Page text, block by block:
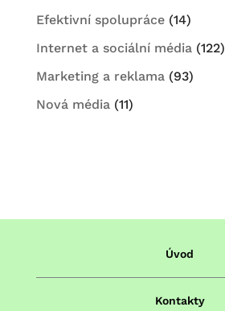
Efektivní spolupráce(14)
Internet a sociální média(122)
Marketing a reklama(93)
Nová média(11)
Úvod
Kontakty